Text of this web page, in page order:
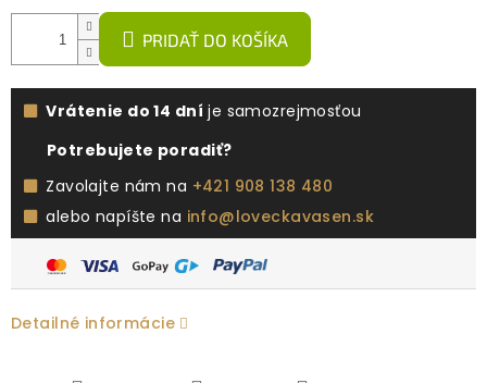
PRIDAŤ DO KOŠÍKA
Vrátenie do 14 dní je samozrejmosťou
Potrebujete poradiť?
Zavolajte nám na +421 908 138 480
alebo napíšte na info@loveckavasen.sk
Detailné informácie